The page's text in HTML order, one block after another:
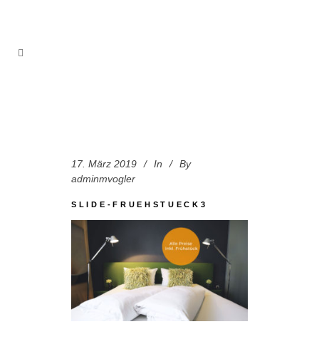
17. März 2019 In
By
adminmvogler
SLIDE-FRUEHSTUECK3